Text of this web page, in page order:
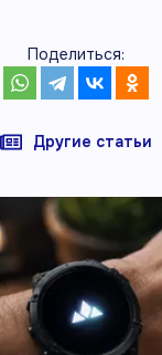
Поделиться:
Другие статьи